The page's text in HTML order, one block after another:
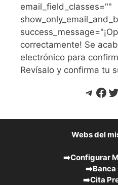
email_field_classes=""
correctamente! Se
electrónico para
Revísalo y confirma tu
Webs del
➡️Configurar
➡️Banca
➡️Cita